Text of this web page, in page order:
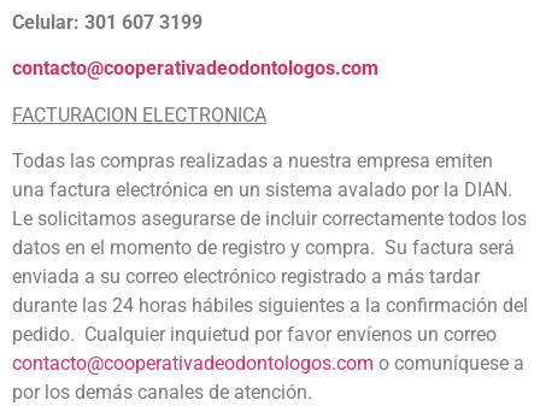
Celular: 301 607 3199
contacto@cooperativadeodontologos.com
FACTURACION ELECTRONICA
Todas las compras realizadas a nuestra empresa emiten
una factura electrónica en un sistema avalado por la DIAN.
Le solicitamos asegurarse de incluir correctamente todos los
datos en el momento de registro y compra. Su factura será
enviada a su correo electrónico registrado a más tardar
durante las 24 horas hábiles siguientes a la confirmación del
pedido. Cualquier inquietud por favor envíenos un correo
contacto@cooperativadeodontologos.com o comuníquese a
por los demás canales de atención.